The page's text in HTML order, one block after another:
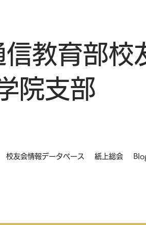
信教育部校
院支部
校友会情報データベース 紙上総会